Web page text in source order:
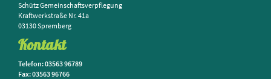
Schütz Gemeinschaftsverpflegung
Kraftwerkstraße Nr. 41a
03130 Spremberg
Kontakt
Telefon: 03563 96789
Fax: 03563 96766